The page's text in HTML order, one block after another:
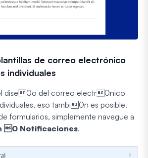
de correo electrónico
individuales
dise0o del correo electr0nico
eso tambi0n es posible.
formularios, simplemente navegue a
0 Notificaciones.